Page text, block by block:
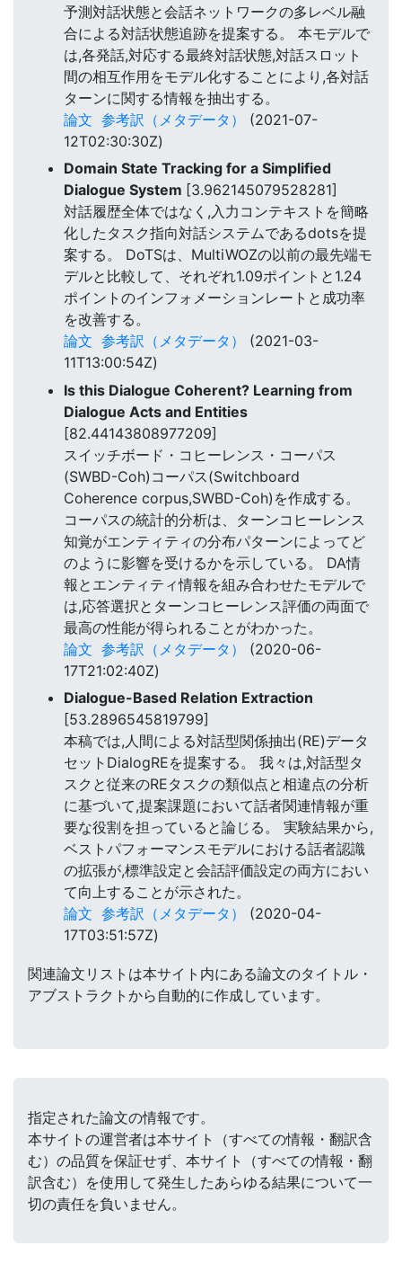
予測対話状態と会話ネットワークの多レベル融
合による対話状態追跡を提案する。 本モデルで
は,各発話,対応する最終対話状態,対話スロット
間の相互作用をモデル化することにより,各対話
ターンに関する情報を抽出する。
論文 参考訳（メタデータ）
(2021-07-
12T02:30:30Z)
Domain State Tracking for a Simplified
Dialogue System [3.962145079528281]
対話履歴全体ではなく,入力コンテキストを簡略
化したタスク指向対話システムであるdotsを提
案する。 DoTSは、MultiWOZの以前の最先端モ
デルと比較して、それぞれ1.09ポイントと1.24
ポイントのインフォメーションレートと成功率
を改善する。
論文 参考訳（メタデータ）
(2021-03-
11T13:00:54Z)
Is this Dialogue Coherent? Learning from
Dialogue Acts and Entities
[82.44143808977209]
スイッチボード・コヒーレンス・コーパス
(SWBD-Coh)コーパス(Switchboard
Coherence corpus,SWBD-Coh)を作成する。
コーパスの統計的分析は、ターンコヒーレンス
知覚がエンティティの分布パターンによってど
のように影響を受けるかを示している。 DA情
報とエンティティ情報を組み合わせたモデルで
は,応答選択とターンコヒーレンス評価の両面で
最高の性能が得られることがわかった。
論文 参考訳（メタデータ）
(2020-06-
17T21:02:40Z)
Dialogue-Based Relation Extraction
[53.2896545819799]
本稿では,人間による対話型関係抽出(RE)データ
セットDialogREを提案する。 我々は,対話型タ
スクと従来のREタスクの類似点と相違点の分析
に基づいて,提案課題において話者関連情報が重
要な役割を担っていると論じる。 実験結果から,
ベストパフォーマンスモデルにおける話者認識
の拡張が,標準設定と会話評価設定の両方におい
て向上することが示された。
論文 参考訳（メタデータ）
(2020-04-
17T03:51:57Z)
関連論文リストは本サイト内にある論文のタイトル・
アブストラクトから自動的に作成しています。
指定された論文の情報です。
本サイトの運営者は本サイト（すべての情報・翻訳含
む）の品質を保証せず、本サイト（すべての情報・翻
訳含む）を使用して発生したあらゆる結果について一
切の責任を負いません。